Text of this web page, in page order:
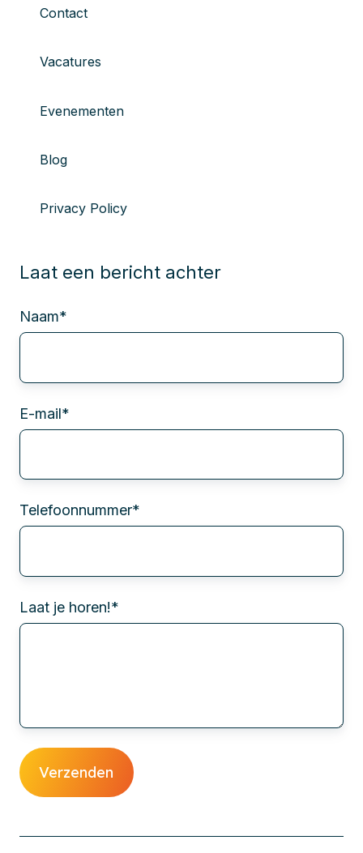
Contact
Vacatures
Evenementen
Blog
Privacy Policy
Laat een bericht achter
Naam*
E-mail*
Telefoonnummer*
Laat je horen!*